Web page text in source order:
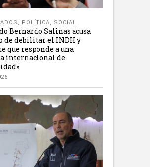
, POLÍTICA, SOCIAL
Bernardo Salinas acusa
de debilitar el INDH y
que responde a una
internacional de